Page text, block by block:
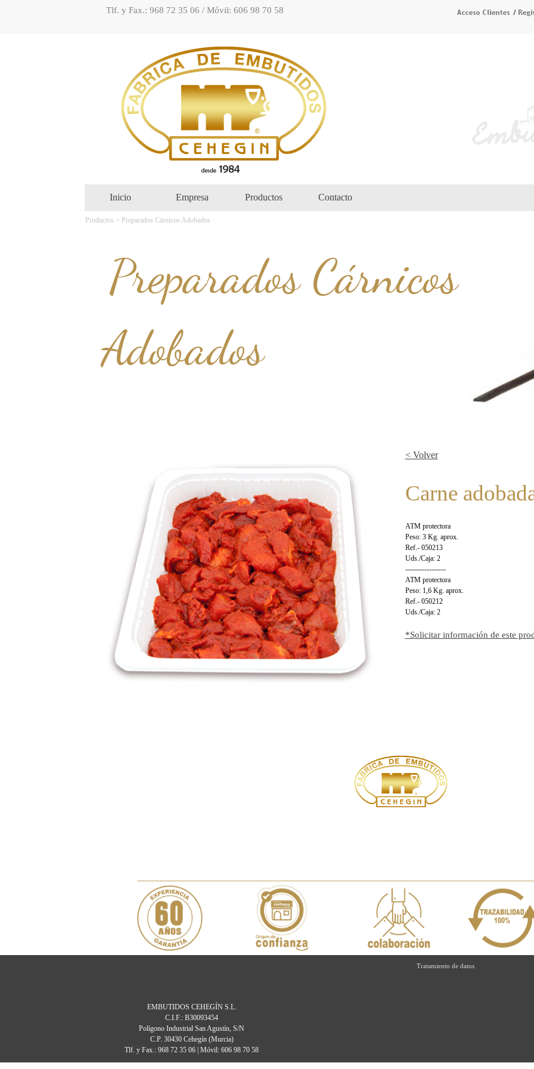
Inicio Empresa Productos Contacto
Tlf. y Fax.: 968 72 35 06 / Móvil: 606 98 70 58
Productos > Preparados Cárnicos Adobados
Preparados Cárnicos
Adobados
< Volver
Carne
ATM protectora
Peso: 3 Kg. aprox.
Ref.- 050213
Uds./Caja: 2
-----------------
ATM protectora
Peso: 1,6 Kg. aprox.
Ref.- 050212
Uds./Caja: 2
*Solicitar información de este
Tratamiento de datos
EMBUTIDOS CEHEGÍN S.L.
C.I.F.: B30093454
Polígono Industrial San Agustín, S/N
C.P. 30430 Cehegín (Murcia)
Tlf. y Fax.: 968 72 35 06 | Móvil: 606 98 70 58